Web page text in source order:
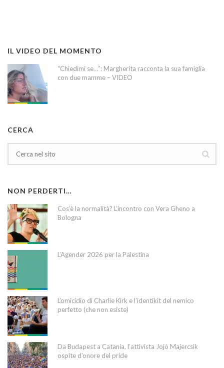
IL VIDEO DEL MOMENTO
“Chiedimi se…”: Margherita racconta la sua famiglia
con due mamme – VIDEO
CERCA
NON PERDERTI…
Cos’è la normalità? L’incontro con Vera Gheno a
Bologna
L’Agender 2026 per la Palestina
L’omicidio di Charlie Kirk e l’identikit del nemico
perfetto (che non esiste)
Da Budapest a Catania, l’attivista Jojó Majercsik
ospite d’onore del pride